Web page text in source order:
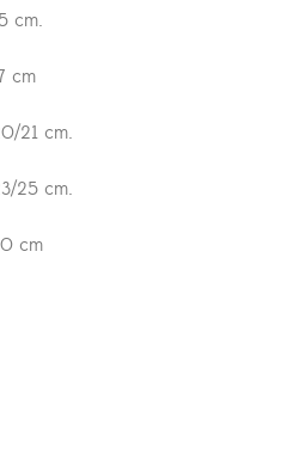
cm.
cm
21 cm.
25 cm.
cm